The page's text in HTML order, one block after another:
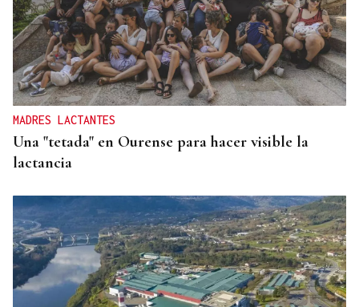
GUERRA DE UCRANIA
Rusia cifra en 640 los civiles muertos durante la
incursión ucraniana en Kursk
MADRES LACTANTES
Una "tetada" en Ourense para hacer visible la
lactancia